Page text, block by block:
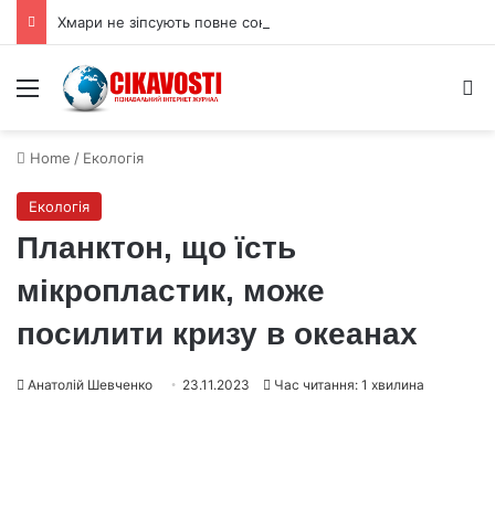
Menu
Home / Екологія
Екологія
Планктон, що їсть
мікропластик, може
посилити кризу в океанах
Анатолій Шевченко 23.11.2023 Час читання: 1 хвилина